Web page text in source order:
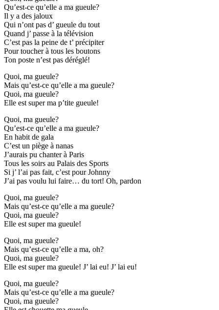
Qu’est-ce qu’elle a ma gueule?
Il y a des jaloux
Qui n’ont pas d’ gueule du tout
Quand j’ passe à la télévision
C’est pas la peine de t’ précipiter
Pour toucher à tous les boutons
Ton poste n’est pas déréglé!
Quoi, ma gueule?
Mais qu’est-ce qu’elle a ma gueule?
Quoi, ma gueule?
Elle est super ma p’tite gueule!
Quoi, ma gueule?
Qu’est-ce qu’elle a ma gueule?
En habit de gala
C’est un piège à nanas
J’aurais pu chanter à Paris
Tous les soirs au Palais des Sports
Si j’ l’ai pas fait, c’est pour Johnny
J’ai pas voulu lui faire… du tort! Oh, pardon
Quoi, ma gueule?
Mais qu’est-ce qu’elle a ma gueule?
Quoi, ma gueule?
Elle est super ma gueule!
Quoi, ma gueule?
Mais qu’est-ce qu’elle a ma, oh?
Quoi, ma gueule?
Elle est super ma gueule! J’ lai eu! J’ lai eu!
Quoi, ma gueule?
Mais qu’est-ce qu’elle a ma gueule?
Quoi, ma gueule?